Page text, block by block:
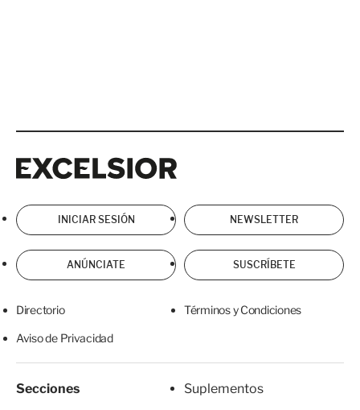
INICIAR SESIÓN NEWSLETTER
ANÚNCIATE SUSCRÍBETE
Directorio Términos y Condiciones
Aviso de Privacidad
Secciones
Suplementos